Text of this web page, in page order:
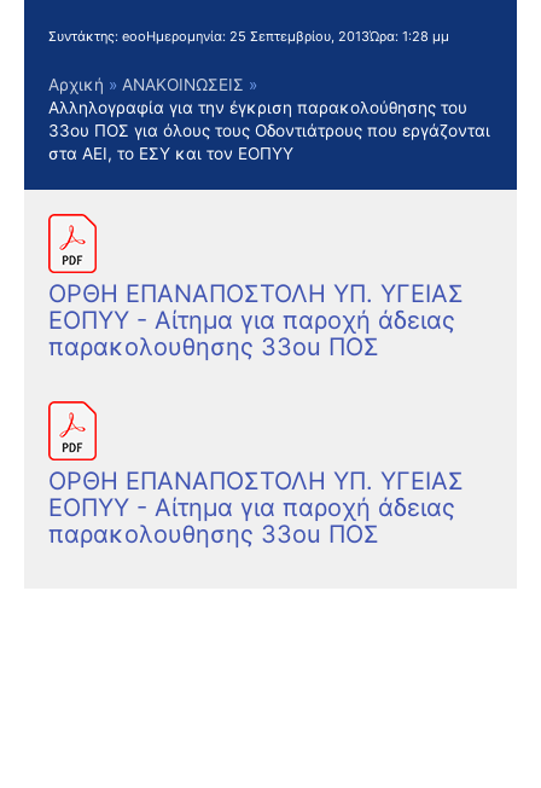
Συντάκτης: eooΗμερομηνία: 25 Σεπτεμβρίου, 2013Ώρα: 1:28 μμ
Αρχική
ΑΝΑΚΟΙΝΩΣΕΙΣ
Αλληλογραφία για την έγκριση παρακολούθησης του
33ου ΠΟΣ για όλους τους Οδοντιάτρους που εργάζονται
στα ΑΕΙ, το ΕΣΥ και τον ΕΟΠΥΥ
ΟΡΘΗ ΕΠΑΝΑΠΟΣΤΟΛΗ ΥΠ. ΥΓΕΙΑΣ
ΕΟΠΥΥ - Αίτημα για παροχή άδειας
παρακολουθησης 33ou ΠΟΣ
ΟΡΘΗ ΕΠΑΝΑΠΟΣΤΟΛΗ ΥΠ. ΥΓΕΙΑΣ
ΕΟΠΥΥ - Αίτημα για παροχή άδειας
παρακολουθησης 33ou ΠΟΣ